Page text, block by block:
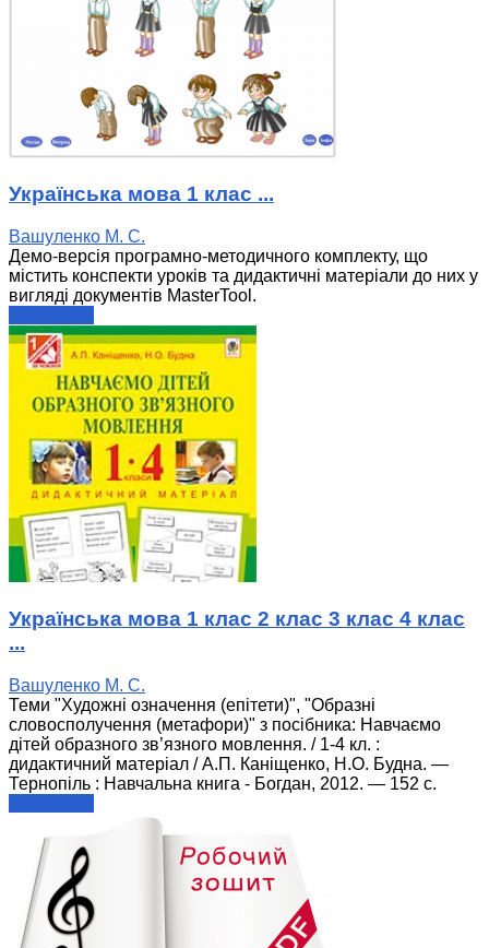
Українська мова 1 клас ...
Вашуленко М. С.
Демо-версія програмно-методичного комплекту, що
містить конспекти уроків та дидактичні матеріали до них у
вигляді документів MasterTool.
Українська мова 1 клас 2 клас 3 клас 4 клас
...
Вашуленко М. С.
Теми "Художні означення (епітети)", "Образні
словосполучення (метафори)" з посібника: Навчаємо
дітей образного зв’язного мовлення. / 1-4 кл. :
дидактичний матеріал / А.П. Каніщенко, Н.О. Будна. —
Тернопіль : Навчальна книга - Богдан, 2012. — 152 с.